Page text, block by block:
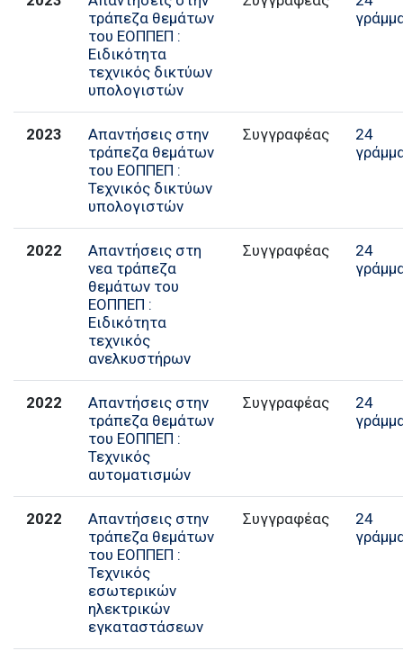
τράπεζα θεμάτων
του ΕΟΠΠΕΠ :
Ειδικότητα
τεχνικός δικτύων
υπολογιστών
2023
Απαντήσεις στην
τράπεζα θεμάτων
του ΕΟΠΠΕΠ :
Τεχνικός δικτύων
υπολογιστών
Συγγραφέας
24
2022
Απαντήσεις στη
νεα τράπεζα
θεμάτων του
ΕΟΠΠΕΠ :
Ειδικότητα
τεχνικός
ανελκυστήρων
Συγγραφέας
24
2022
Απαντήσεις στην
τράπεζα θεμάτων
του ΕΟΠΠΕΠ :
Τεχνικός
αυτοματισμών
Συγγραφέας
24
2022
Απαντήσεις στην
τράπεζα θεμάτων
του ΕΟΠΠΕΠ :
Τεχνικός
εσωτερικών
ηλεκτρικών
εγκαταστάσεων
Συγγραφέας
24